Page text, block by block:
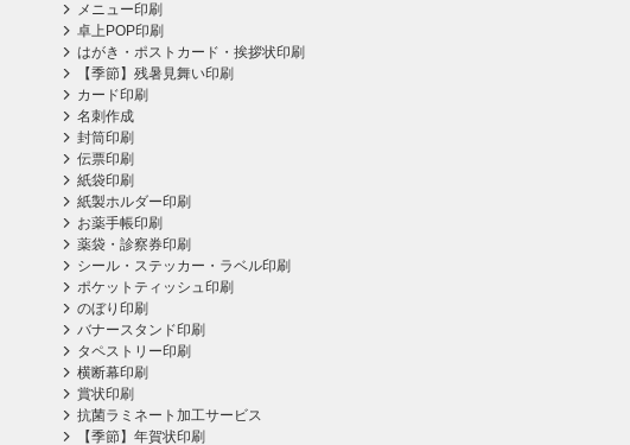
メニュー印刷
卓上POP印刷
はがき・ポストカード・挨拶状印刷
【季節】残暑見舞い印刷
カード印刷
名刺作成
封筒印刷
伝票印刷
紙袋印刷
紙製ホルダー印刷
お薬手帳印刷
薬袋・診察券印刷
シール・ステッカー・ラベル印刷
ポケットティッシュ印刷
のぼり印刷
バナースタンド印刷
タペストリー印刷
横断幕印刷
賞状印刷
抗菌ラミネート加工サービス
【季節】年賀状印刷